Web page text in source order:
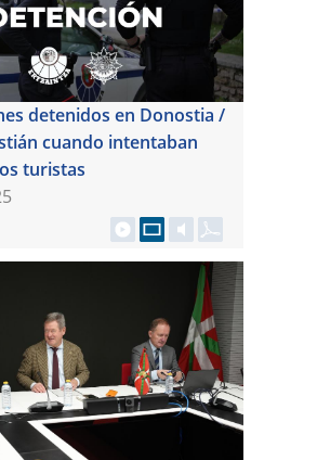
detenidos en Donostia /
cuando intentaban
turistas